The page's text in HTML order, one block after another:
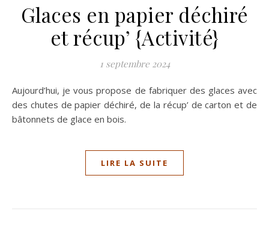
Glaces en papier déchiré
et récup’ {Activité}
1 septembre 2024
Aujourd’hui, je vous propose de fabriquer des glaces avec
des chutes de papier déchiré, de la récup’ de carton et de
bâtonnets de glace en bois.
LIRE LA SUITE